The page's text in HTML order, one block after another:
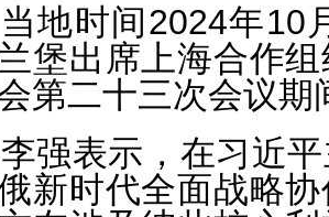
当地时间2024年10
堡出席上海合作
第二十三次会议期
李强表示，在习近
新时代全面战略